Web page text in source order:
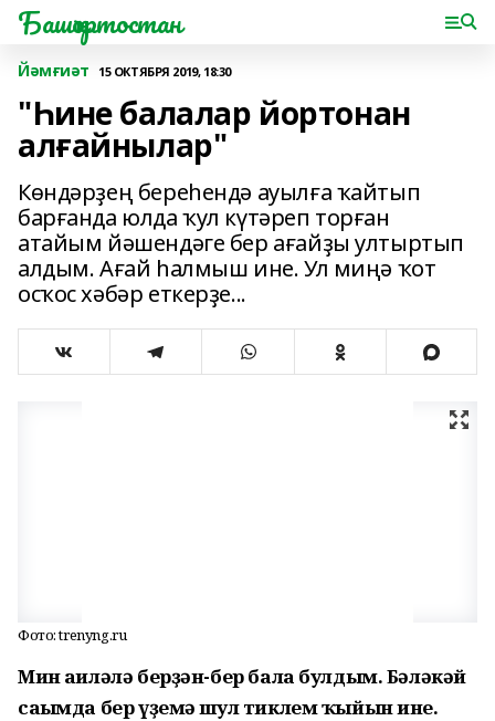
Башҡортостан
Йәмғиәт 15 ОКТЯБРЯ 2019, 18:30
"Һине балалар йортонан
алғайнылар"
Көндәрҙең береһендә ауылға ҡайтып
барғанда юлда ҡул күтәреп торған
атайым йәшендәге бер ағайҙы ултыртып
алдым. Ағай һалмыш ине. Ул миңә ҡот
осҡос хәбәр еткерҙе...
Фото: trenyng.ru
Мин ғаиләлә берҙән-бер бала булдым. Бәләкәй
сағымда бер үҙемә шул тиклем ҡыйын ине.